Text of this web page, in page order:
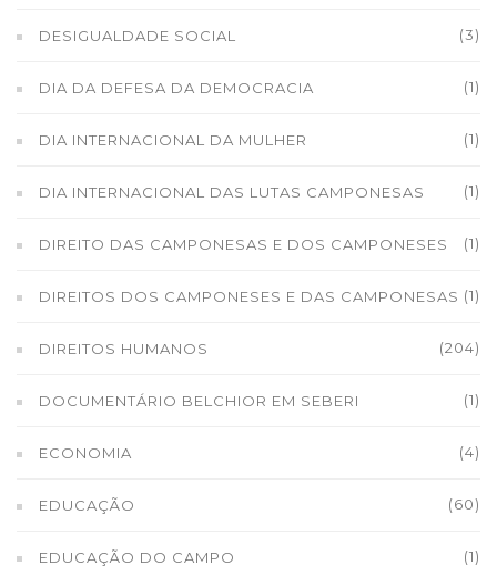
DESIGUALDADE SOCIAL (3)
DIA DA DEFESA DA DEMOCRACIA (1)
DIA INTERNACIONAL DA MULHER (1)
DIA INTERNACIONAL DAS LUTAS CAMPONESAS (1)
DIREITO DAS CAMPONESAS E DOS CAMPONESES (1)
DIREITOS DOS CAMPONESES E DAS CAMPONESAS (1)
DIREITOS HUMANOS (204)
DOCUMENTÁRIO BELCHIOR EM SEBERI (1)
ECONOMIA (4)
EDUCAÇÃO (60)
EDUCAÇÃO DO CAMPO (1)